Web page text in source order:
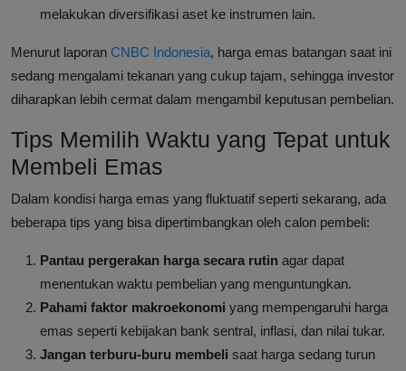
melakukan diversifikasi aset ke instrumen lain.
Menurut laporan CNBC Indonesia, harga emas batangan saat ini
sedang mengalami tekanan yang cukup tajam, sehingga investor
diharapkan lebih cermat dalam mengambil keputusan pembelian.
Tips Memilih Waktu yang Tepat untuk
Membeli Emas
Dalam kondisi harga emas yang fluktuatif seperti sekarang, ada
beberapa tips yang bisa dipertimbangkan oleh calon pembeli:
Pantau pergerakan harga secara rutin agar dapat
menentukan waktu pembelian yang menguntungkan.
Pahami faktor makroekonomi yang mempengaruhi harga
emas seperti kebijakan bank sentral, inflasi, dan nilai tukar.
Jangan terburu-buru membeli saat harga sedang turun